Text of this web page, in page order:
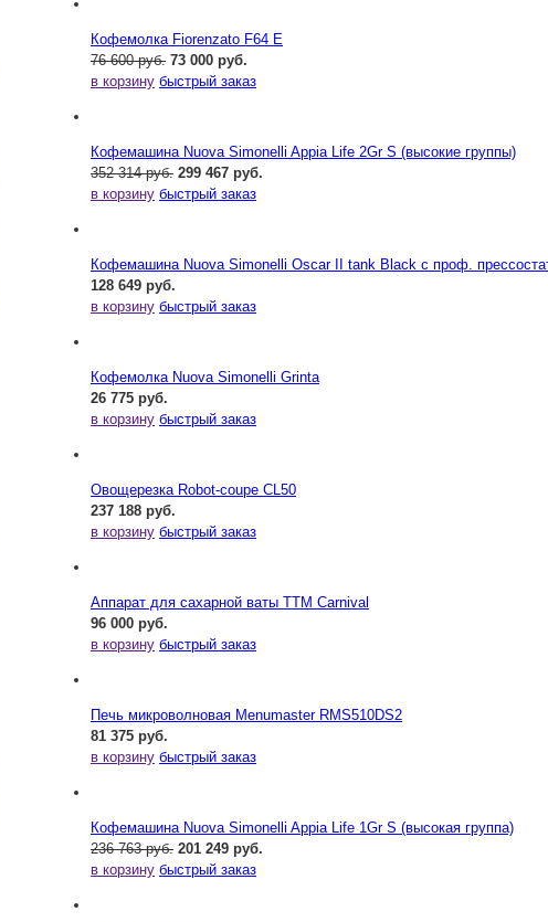
Кофемолка Fiorenzato F64 E
76 600 руб. 73 000 руб.
в корзину быстрый заказ
Кофемашина Nuova Simonelli Appia Life 2Gr S (высокие группы)
352 314 руб. 299 467 руб.
в корзину быстрый заказ
Кофемашина Nuova Simonelli Oscar II tank Black с проф.
128 649 руб.
в корзину быстрый заказ
Кофемолка Nuova Simonelli Grinta
26 775 руб.
в корзину быстрый заказ
Овощерезка Robot-coupe CL50
237 188 руб.
в корзину быстрый заказ
Аппарат для сахарной ваты ТТМ Carnival
96 000 руб.
в корзину быстрый заказ
Печь микроволновая Menumaster RMS510DS2
81 375 руб.
в корзину быстрый заказ
Кофемашина Nuova Simonelli Appia Life 1Gr S (высокая группа)
236 763 руб. 201 249 руб.
в корзину быстрый заказ